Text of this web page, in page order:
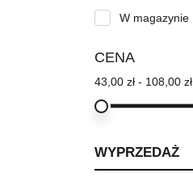
W magazynie
CENA
43,00 zł - 108,00 zł
WYPRZEDAŻ